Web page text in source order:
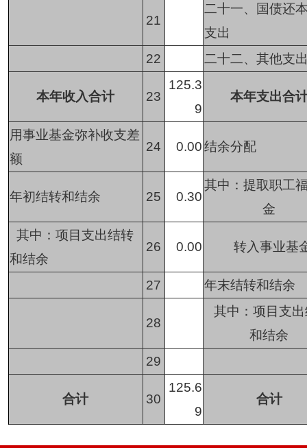
21
二十一、国债还
支出
22
二十二、其他支
本年收入合计 23
125.3
9
本年支出合
用事业基金弥补收支差
额
24 0.00结余分配
年初结转和结余 25 0.30
其中：提取职工
金
其中：项目支出结转
和结余
26 0.00 转入事业基
27 年末结转和结余
28
其中：项目支
和结余
29
合计 30
125.6
9
合计